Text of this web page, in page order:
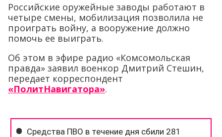
Российские оружейные заводы работают в
четыре смены, мобилизация позволила не
проиграть войну, а вооружение должно
помочь ее выиграть.
Об этом в эфире радио «Комсомольская
правда» заявил военкор Дмитрий Стешин,
передает корреспондент
«ПолитНавигатора».